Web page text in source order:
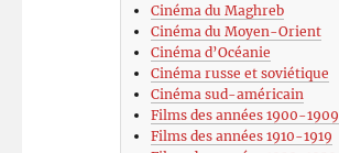
Cinéma du Maghreb
Cinéma du Moyen-Orient
Cinéma d’Océanie
Cinéma russe et soviétique
Cinéma sud-américain
Films des années 1900-1909
Films des années 1910-1919